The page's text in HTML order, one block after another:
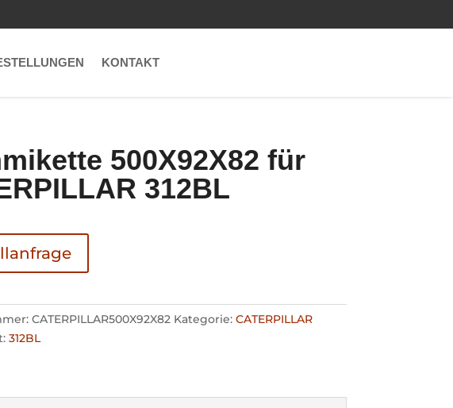
KONTAKT
500X92X82 für
312BL
CATERPILLAR500X92X82 Kategorie: CATERPILLAR
312BL